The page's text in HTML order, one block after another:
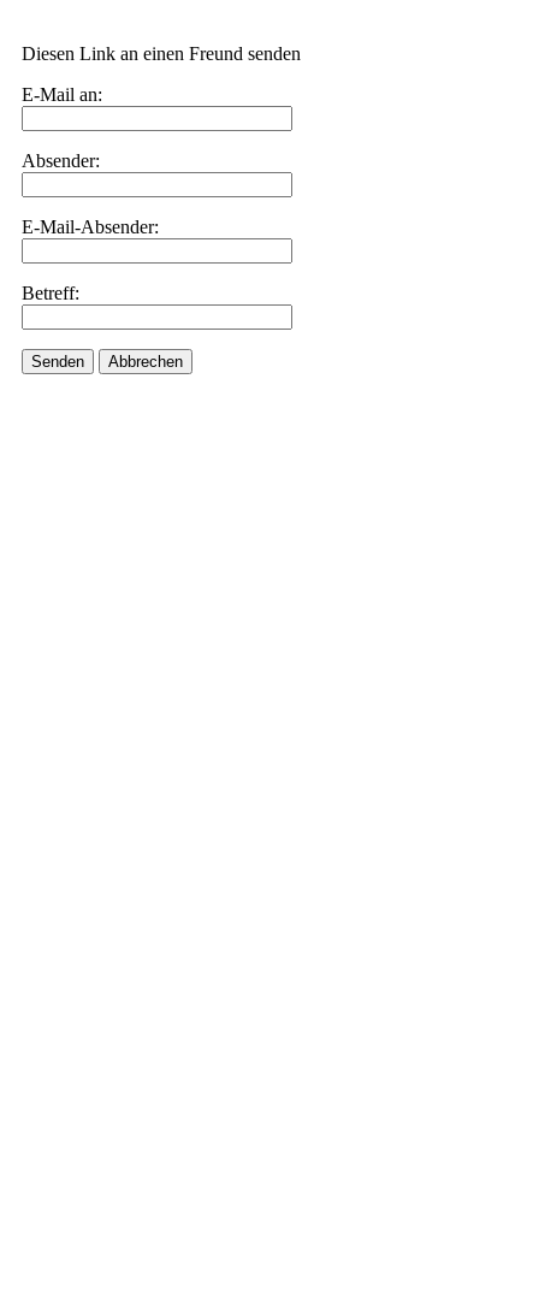
Diesen Link an einen Freund senden
E-Mail an:
Absender:
E-Mail-Absender:
Betreff:
Senden Abbrechen